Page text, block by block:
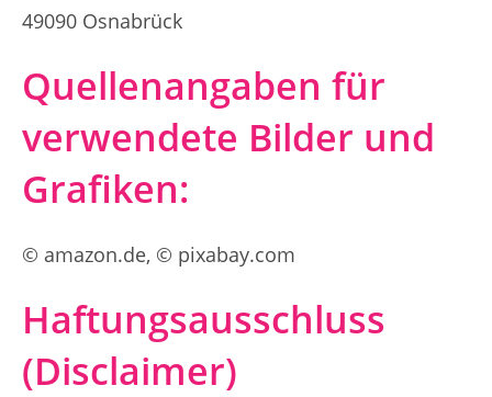
49090 Osnabrück
Quellenangaben für
verwendete Bilder und
Grafiken:
© amazon.de, © pixabay.com
Haftungsausschluss
(Disclaimer)